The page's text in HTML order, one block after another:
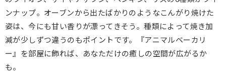
ンナップ。オーブンから出たばかりのようなこんがり焼けた
姿は、今にも甘い香りが漂ってきそう。種類によって焼き加
減が少しずつ違うのもポイントです。『アニマルベーカリ
ー』を部屋に飾れば、あなただけの癒しの空間が広がるか
も。